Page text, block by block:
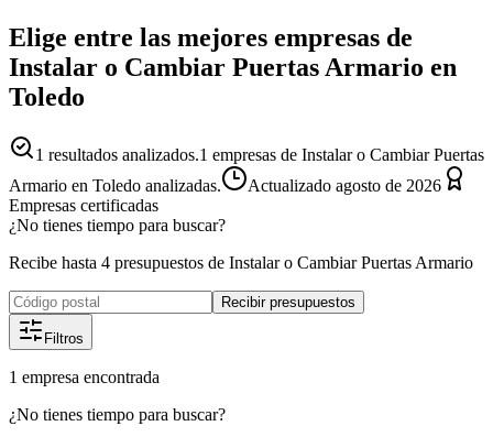
Elige entre las mejores empresas de
Instalar o Cambiar Puertas Armario en
Toledo
1 resultados analizados.1 empresas de Instalar o Cambiar Puertas
Armario en Toledo analizadas.
Actualizado agosto de 2026
Empresas certificadas
¿No tienes tiempo para buscar?
Recibe hasta 4 presupuestos de Instalar o Cambiar Puertas Armario
Recibir presupuestos
Filtros
1 empresa encontrada
¿No tienes tiempo para buscar?